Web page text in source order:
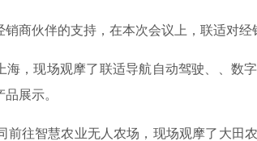
商伙伴的支持，在本次会议上，联适对经
海，现场观摩了联适导航自动驾驶、、数
展示。
前往智慧农业无人农场，现场观摩了大田